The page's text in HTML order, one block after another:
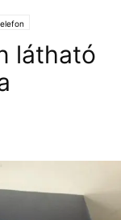
látható